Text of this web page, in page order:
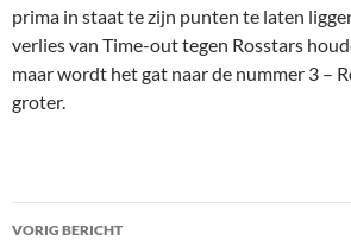
prima in staat te zijn punten te laten
verlies van Time-out tegen Rosstars
maar wordt het gat naar de nummer 3 –
groter.
Bericht
VORIG BERICHT